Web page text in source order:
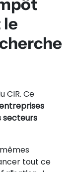
le
CIR. Ce
secteurs
tout ce